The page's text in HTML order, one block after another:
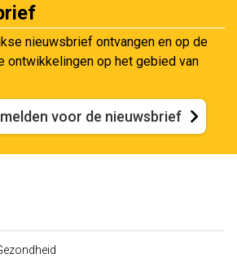
nieuwsbrief ontvangen en op de
ontwikkelingen op het gebied van
voor de nieuwsbrief